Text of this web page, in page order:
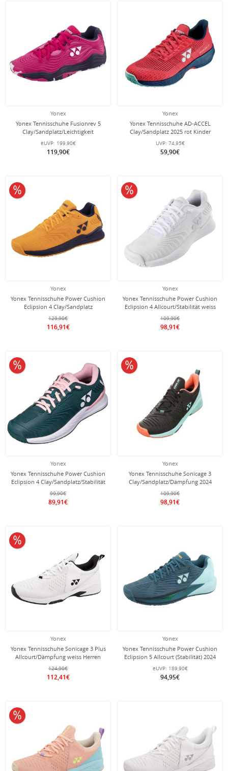
Yonex
Yonex Tennisschuhe Fusionrev 5
Clay/Sandplatz/Leichtigkeit
rose/pink Damen
eUVP: 199,90€
119,90€
Yonex
Yonex Tennisschuhe AD-ACCEL
Clay/Sandplatz 2025 rot Kinder
UVP: 74,95€
59,90€
Yonex
Yonex Tennisschuhe Power Cushion
Eclipsion 4 Clay/Sandplatz
(Stabilität) orange Herren
129,90€
116,91€
10% reduziert
Yonex
Yonex Tennisschuhe Power Cushion
Eclipsion 4 Allcourt/Stabilität weiss
Damen
109,90€
98,91€
10% reduziert
Yonex
Yonex Tennisschuhe Power Cushion
Eclipsion 4 Clay/Sandplatz/Stabilität
blaugrün/pink Damen
99,90€
89,91€
10% reduziert
Yonex
Yonex Tennisschuhe Sonicage 3
Clay/Sandplatz/Dämpfung 2024
schwarz/blau Herren
109,90€
98,91€
10% reduziert
Yonex
Yonex Tennisschuhe Sonicage 3 Plus
Allcourt/Dämpfung weiss Herren
124,90€
112,41€
10% reduziert
Yonex
Yonex Tennisschuhe Power Cushion
Eclipsion 5 Allcourt (Stabilität) 2024
blaugrün Herren
eUVP: 189,90€
94,95€
10% reduziert